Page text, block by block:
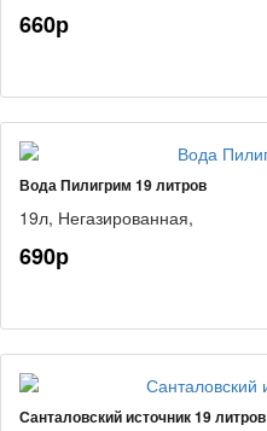
660р
Вода Пилигрим 19 литров
19л, Негазированная,
690р
Санталовский источник 19 литров